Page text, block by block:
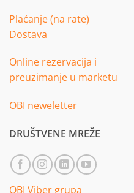
Plaćanje (na rate)
Dostava
Online rezervacija i
preuzimanje u marketu
OBI neweletter
DRUŠTVENE MREŽE
OBI Viber grupa